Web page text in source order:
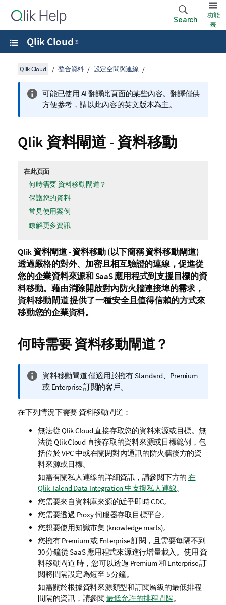
Search
功能
表
Qlik Cloud ®
Qlik Cloud 整合資料 設定空間與連線
可能已使用 AI 翻譯此頁面的某些內容。翻譯僅供
方便參考，請以此內容的英文版本為主。
Qlik 資料閘道 - 資料移動
在此頁面
何時需要 資料移動閘道？
保護您的資料
常見使用案例
瞭解更多資訊
Qlik 資料閘道 - 資料移動(以下簡稱資料移動閘道)
透過嚴格的對外、加密且相互驗證的連線，促進從
您的企業資料來源和 SaaS 應用程式到支援目標的資
料移動。藉由消除開啟對內防火牆連接埠的需求，
資料移動閘道提供了一種安全且值得信賴的方式來
移動您的企業資料。
何時需要資料移動閘道？
資
訊
註
資料移動閘道僅適用於擁有 Standard、Premium
或 Enterprise 訂閱的客戶。
在下列情況下需要 資料移動閘道 ：
無法從Qlik Cloud直接存取您的資料來源或目標。無
法從Qlik Cloud 直接存取的資料來源或目標範例，包
括位於 VPC 中或在關閉對內通訊的防火牆後方的資
料來源或目標。
如需有關私人連線的詳細資訊，請參閱下方的 在
Qlik Talend Data Integration 中支援私人連線。
您需要來自資料庫來源的近乎即時 CDC。
您需要透過 Proxy 伺服器存取目標平台。
您想要使用知識市集 (knowledge marts)。
您擁有 Premium 或 Enterprise 訂閱，且需要每隔不到
30 分鐘從 SaaS 應用程式來源進行增量載入。使用 資
料移動閘道 時，您可以透過 Premium 和 Enterprise 訂
閱將間隔設定為短至 5 分鐘。
如需關於根據資料來源類型和訂閱層級的最低排程
間隔的資訊，請參閱 最低允許的排程間隔。